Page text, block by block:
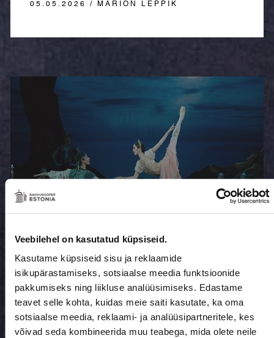
Veebilehel on kasutatud küpsiseid.
Kasutame küpsiseid sisu ja reklaamide
isikupärastamiseks, sotsiaalse meedia funktsioonide
pakkumiseks ning liikluse analüüsimiseks. Edastame
teavet selle kohta, kuidas meie saiti kasutate, ka oma
sotsiaalse meedia, reklaami- ja analüüsipartneritele, kes
võivad seda kombineerida muu teabega, mida olete neile
05.05.2026 / MARION LEPPIK
„Korsaar“
voogedastuse
platvormil OperaVision